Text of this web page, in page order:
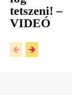
tetszeni! –
VIDEÓ